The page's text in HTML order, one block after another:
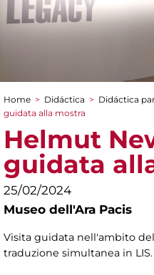
You are here
Home > Didáctica > Didáctica
guidata alla mostra
Helmut
guidata
25/02/2024
Museo dell'Ara Pacis
Visita guidata nell'ambito
traduzione simultanea in LIS.